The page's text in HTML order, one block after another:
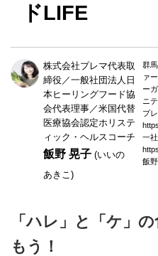
ドLIFE
株式会社プレマ代表取
締役／一般社団法人日
本ヒーリングフード協
会代表理事／米国代替
医療協会認定ホリステ
ィック・ヘルスコーチ
飯野 晃子(いいの
あきこ)
群
ァ
ー
ニ
プ
一
飯
「ハレ」と「ケ」
もう！